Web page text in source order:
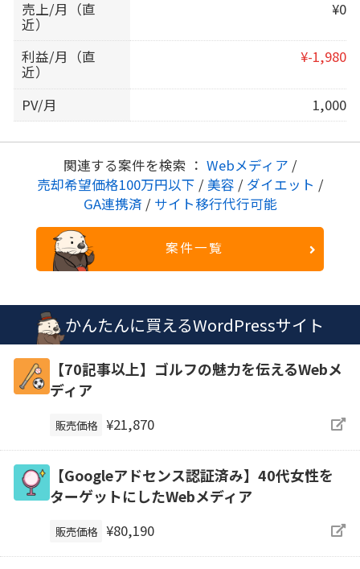
売上/月（直
近）
¥0
利益/月（直
近）
¥-1,980
PV/月 1,000
関連する案件を検索 ： Webメディア /
売却希望価格100万円以下 / 美容 / ダイエット /
GA連携済 / サイト移行代行可能
案件一覧
かんたんに買えるWordPressサイト
【70記事以上】ゴルフの魅力を伝えるWebメ
ディア
販売価格 ¥21,870
【Googleアドセンス認証済み】40代女性を
ターゲットにしたWebメディア
販売価格 ¥80,190